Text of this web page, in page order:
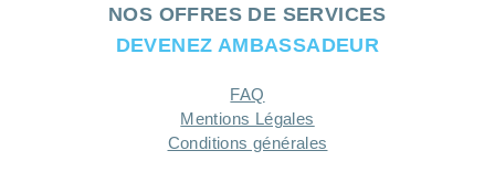
NOS OFFRES DE SERVICES
DEVENEZ AMBASSADEUR
FAQ
Mentions Légales
Conditions générales